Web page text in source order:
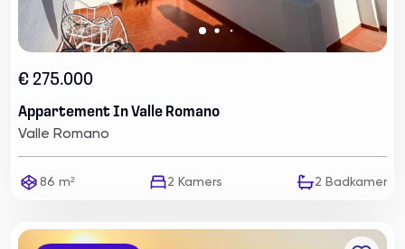
€ 275.000
Appartement In Valle Romano
Valle Romano
86 m² 2 Kamers 2 Badkamer